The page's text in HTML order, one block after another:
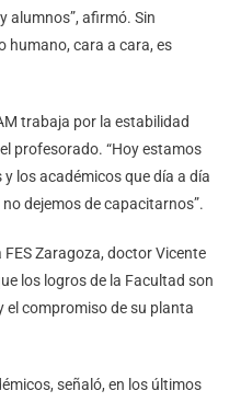
alumnos”, afirmó. Sin
humano, cara a cara, es
trabaja por la estabilidad
profesorado. “Hoy estamos
los académicos que día a día
dejemos de capacitarnos”.
Zaragoza, doctor Vicente
los logros de la Facultad son
el compromiso de su planta
señaló, en los últimos